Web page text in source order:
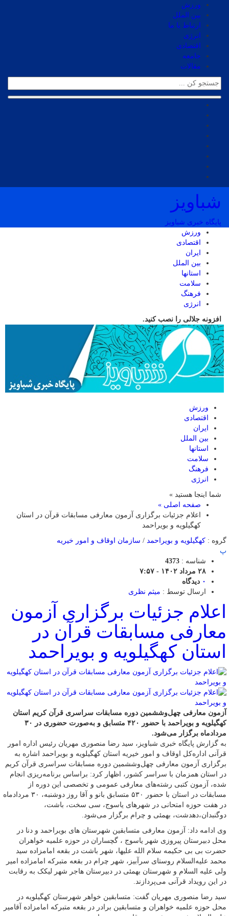
ورزش
بین الملل
ارتباط با ما
انرژی
اقتصادی
جامعه
مقالات
شباویز
پایگاه خبری شباویز
ورزش
اقتصادی
ایران
بین الملل
استانها
سلامت
فرهنگ
انرژی
افزونه جلالی را نصب کنید.
ورزش
اقتصادی
ایران
بین الملل
استانها
سلامت
فرهنگ
انرژی
شما اینجا هستید »
صفحه اصلی »
اعلام جزئیات برگزاری آزمون معارفی مسابقات قرآن در استان
کهگیلویه و بویراحمد
گروه : کهگیلویه و بویراحمد / سازمان اوقاف و امور خیریه
پ
شناسه : 4373
۲۸ مرداد ۱۴۰۲ - ۷:۵۷
۰ دیدگاه
ارسال توسط : میثم نظری
اعلام جزئیات برگزاری آزمون
معارفی مسابقات قرآن در
استان کهگیلویه و بویراحمد
آزمون معارفی چهل‌وششمین دوره مسابقات سراسری قرآن کریم استان
کهگیلویه و بویراحمد با حضور ۴۲۰ متسابق و به‌صورت حضوری در ۳۰
مردادماه برگزار می‌شود.
به گزارش پایگاه خبری شباویز، سید رضا منصوری مهریان رئیس اداره امور
قرآنی اداره‌کل اوقاف و امور خیریه استان کهگیلویه و بویراحمد اشاره به
برگزاری آزمون معارفی چهل‌وششمین دوره مسابقات سراسری قرآن کریم
در استان همزمان با سراسر کشور، اظهار کرد: براساس برنامه‌ریزی انجام
شده، آزمون کتبی رشته‌های معارفی عمومی و تخصصی این دوره از
مسابقات در استان با حضور ۵۳۰ متسابق بانو و آقا روز دوشنبه، ۳۰ مردادماه
در هفت حوزه امتحانی در شهرهای یاسوج، سی سخت، باشت،
دوگنبدان،دهدشت، بهمئی و چرام برگزار می‌شود.
وی ادامه داد: آزمون معارفی متسابقین شهرستان های بویراحمد و دنا در
محل دبیرستان پیروزی شهر یاسوج ، گچساران در حوزه علمیه خواهران
حضرت بی بی حکیمه سلام الله علیها، شهر باشت در بقعه امامزاده سید
محمد علیه‌السلام روستای سرآبیز، شهر چرام در بقعه متبرکه امامزاده امیر
ولی علیه السلام و شهرستان بهمئی در دبیرستان هاجر شهر لیکک به رقابت
در این رویداد قرآنی می‌پردازند.
سید رضا منصوری مهریان گفت: متسابقین خواهر شهرستان کهگیلویه در
محل حوزه علمیه خواهران و متسابقین برادر در بقعه متبرکه امامزاده آقامیر